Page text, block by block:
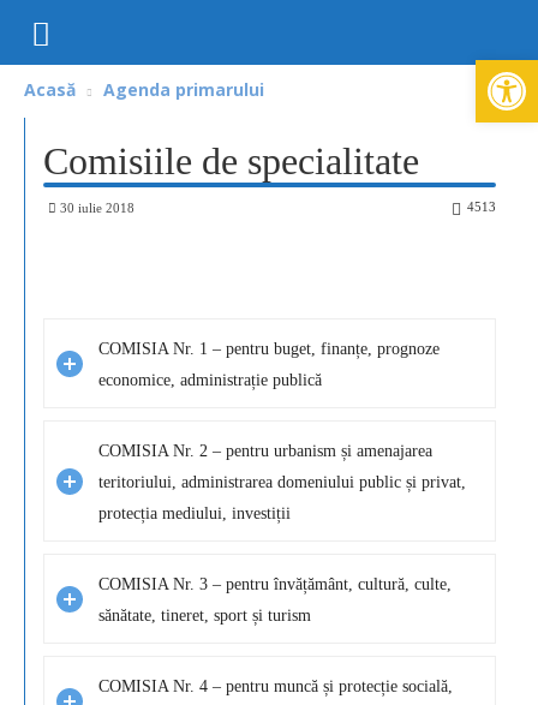
Acasă Agenda primarului
Comisiile de specialitate
30 iulie 2018 4513
COMISIA Nr. 1 – pentru buget, finanțe, prognoze
economice, administrație publică
COMISIA Nr. 2 – pentru urbanism și amenajarea
teritoriului, administrarea domeniului public și privat,
protecția mediului, investiții
COMISIA Nr. 3 – pentru învățământ, cultură, culte,
sănătate, tineret, sport și turism
COMISIA Nr. 4 – pentru muncă și protecție socială,
Deschide